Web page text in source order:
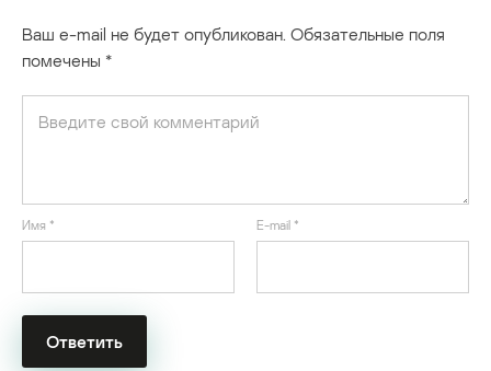
Ваш e-mail не будет опубликован. Обязательные поля
помечены *
Имя * E-mail *